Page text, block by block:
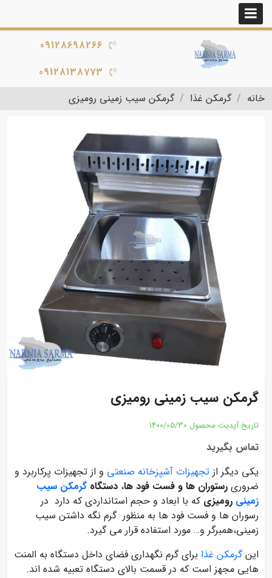
09128698266
09128138773
خانه
گرمکن غذا گرمکن سیب زمینی رومیزی
گرمکن سیب زمینی رومیزی
تاریخ آپدیت محصول 1400/05/30
تماس بگیرید
یکی دیگر از تجهیزات آشپزخانه صنعتی و از تجهیزات پرکاربرد و
ضروری رستوران ها و فست فود ها، دستگاه گرمکن سیب
زمینی رومیزی که با ابعاد و حجم استانداردی که دارد در
رسوران ها و فست فود ها به منظور گرم نگه داشتن سیب
زمینی،همبرگر و… مورد استفاده قرار می گیرد.
اینگرمکن غذا برای گرم نگهداری فضای داخل دستگاه به المنت
هایی مجهز است که در قسمت بالای دستگاه تعبیه شده اند.